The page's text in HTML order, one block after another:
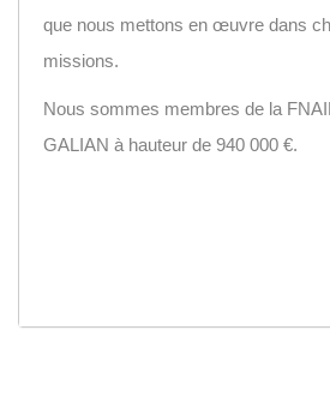
que nous mettons en œuvre dans
missions.
Nous sommes membres de la
GALIAN à hauteur de 940 000 €.